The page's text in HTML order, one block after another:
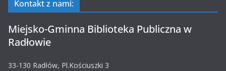
Kontakt z nami:
Miejsko-Gminna Biblioteka Publiczna w
Radłowie
33-130 Radłów, Pl.Kościuszki 3